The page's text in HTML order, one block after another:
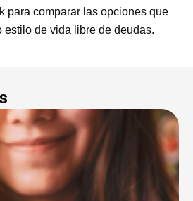
para comparar las opciones que
estilo de vida libre de deudas.